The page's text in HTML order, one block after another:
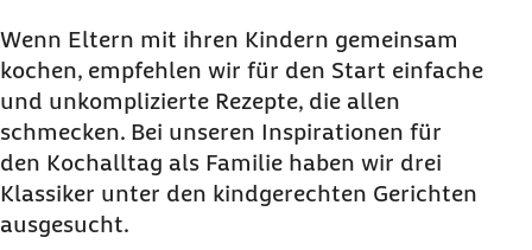
Wenn Eltern mit ihren Kindern gemeinsam
kochen, empfehlen wir für den Start einfache
und unkomplizierte Rezepte, die allen
schmecken. Bei unseren Inspirationen für
den Kochalltag als Familie haben wir drei
Klassiker unter den kindgerechten Gerichten
ausgesucht.